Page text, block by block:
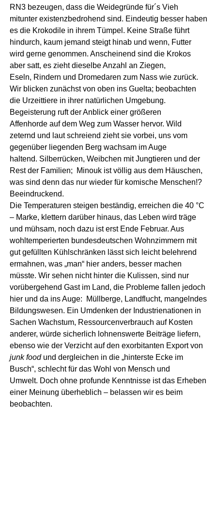
RN3 bezeugen, dass die Weidegründe für´s Vieh
mitunter existenzbedrohend sind. Eindeutig besser haben
es die Krokodile in ihrem Tümpel. Keine Straße führt
hindurch, kaum jemand steigt hinab und wenn, Futter
wird gerne genommen. Anscheinend sind die Krokos
aber satt, es zieht dieselbe Anzahl an Ziegen,
Eseln, Rindern und Dromedaren zum Nass wie zurück.
Wir blicken zunächstvon oben ins Guelta; beobachten
die Urzeittiere in ihrer natürlichen Umgebung.
Begeisterung ruft der Anblick einer größeren
Affenhorde auf dem Weg zum Wasser hervor. Wild
zeternd und lautschreiend ziehtsie vorbei, uns vom
gegenüber liegenden Berg wachsam im Auge
haltend. Silberrücken, Weibchen mit Jungtieren und der
Rest der Familien; Minouk ist völlig aus dem Häuschen,
was sind denn das nur wieder für komische Menschen!?
Beeindruckend.
Die Temperaturen steigen beständig, erreichen die 40 °C
– Marke, klettern darüber hinaus, das Leben wird träge
und mühsam, noch dazu ist erst Ende Februar. Aus
wohltemperierten bundesdeutschen Wohnzimmern mit
gutgefüllten Kühlschränken lässt sich leicht belehrend
ermahnen, was „man“ hier anders, besser machen
müsste. Wir sehen nicht hinter die Kulissen, sind nur
vorübergehend Gast im Land, die Probleme fallen jedoch
hier und da ins Auge: Müllberge, Landflucht, mangelndes
Bildungswesen. Ein Umdenken der Industrienationen in
Sachen Wachstum, Ressourcenverbrauch auf Kosten
anderer, würde sicherlich lohnenswerte Beiträge liefern,
ebenso wie der Verzicht auf den exorbitanten Export von
junk food und dergleichen in die „hinterste Ecke im
Busch“, schlecht für das Wohl von Mensch und
Umwelt. Doch ohne profunde Kenntnisse ist das Erheben
einer Meinung überheblich – belassen wir es beim
beobachten.